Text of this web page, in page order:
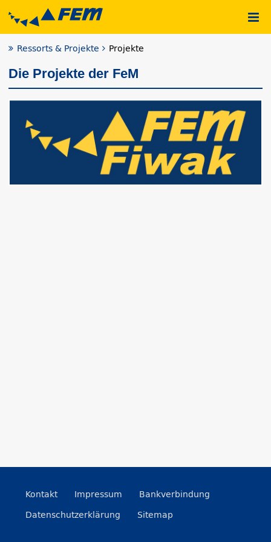
Ressorts & Projekte Projekte
Die Projekte der FeM
Kontakt Impressum
Bankverbindung
Datenschutzerklärung
Sitemap